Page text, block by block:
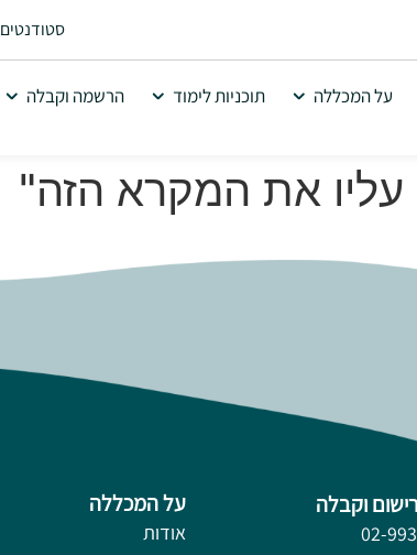
סטודנטים
על המכללה תוכניות לימוד הרשמה וקבלה
את המקרא הזה"
וקבלה
02-
על המכללה
אודות